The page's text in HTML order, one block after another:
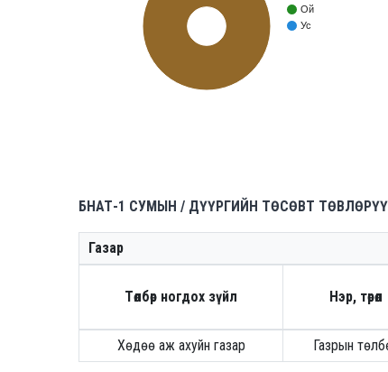
Ой
Ус
БНАТ-1 СУМЫН / ДҮҮРГИЙН ТӨСӨВТ
Газар
Төлбөр ногдох зүйл Нэр, төрөл
Хөдөө аж ахуйн газар
Газрын